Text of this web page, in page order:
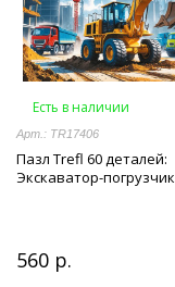
Есть в наличии
Арт.: TR17406
Пазл Trefl 60 деталей:
Экскаватор-погрузчик
560 р.